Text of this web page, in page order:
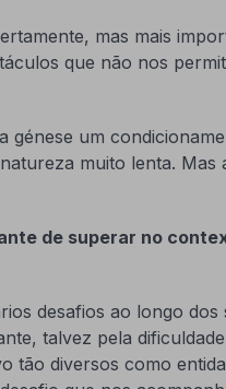
mas mais
que não nos
génese um
muito lenta. Mas
de superar no
desafios ao longo dos
talvez pela
tão diversos como